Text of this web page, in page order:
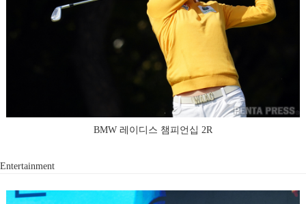
BMW 레이디스 챔피언십 2R
Entertainment